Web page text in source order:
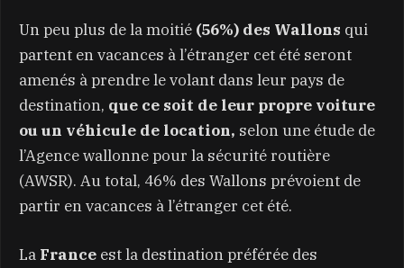
Un peu plus de la moitié (56%) des Wallons qui
partent en vacances à l’étranger cet été seront
amenés à prendre le volant dans leur pays de
destination, que ce soit de leur propre voiture
ou un véhicule de location, selon une étude de
l’Agence wallonne pour la sécurité routière
(AWSR). Au total, 46% des Wallons prévoient de
partir en vacances à l’étranger cet été.
La France est la destination préférée des